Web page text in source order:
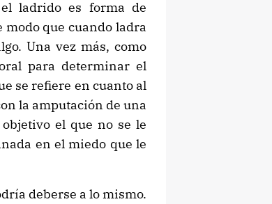
ladrido es forma de
que cuando ladra
Una vez más, como
para determinar el
se refiere en cuanto al
la amputación de una
el que no se le
en el miedo que le
deberse a lo mismo.